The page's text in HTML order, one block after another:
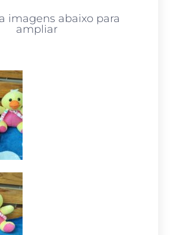
imagens abaixo para
ampliar